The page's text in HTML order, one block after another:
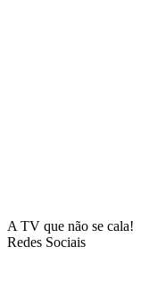
A TV que não se cala!
Redes Sociais